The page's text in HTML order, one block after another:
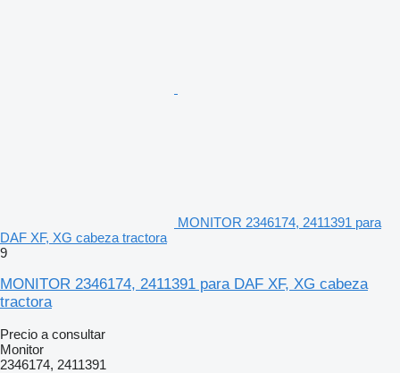
MONITOR 2346174, 2411391 para
DAF XF, XG cabeza tractora
9
MONITOR 2346174, 2411391 para DAF XF, XG cabeza
tractora
Precio a consultar
Monitor
2346174, 2411391